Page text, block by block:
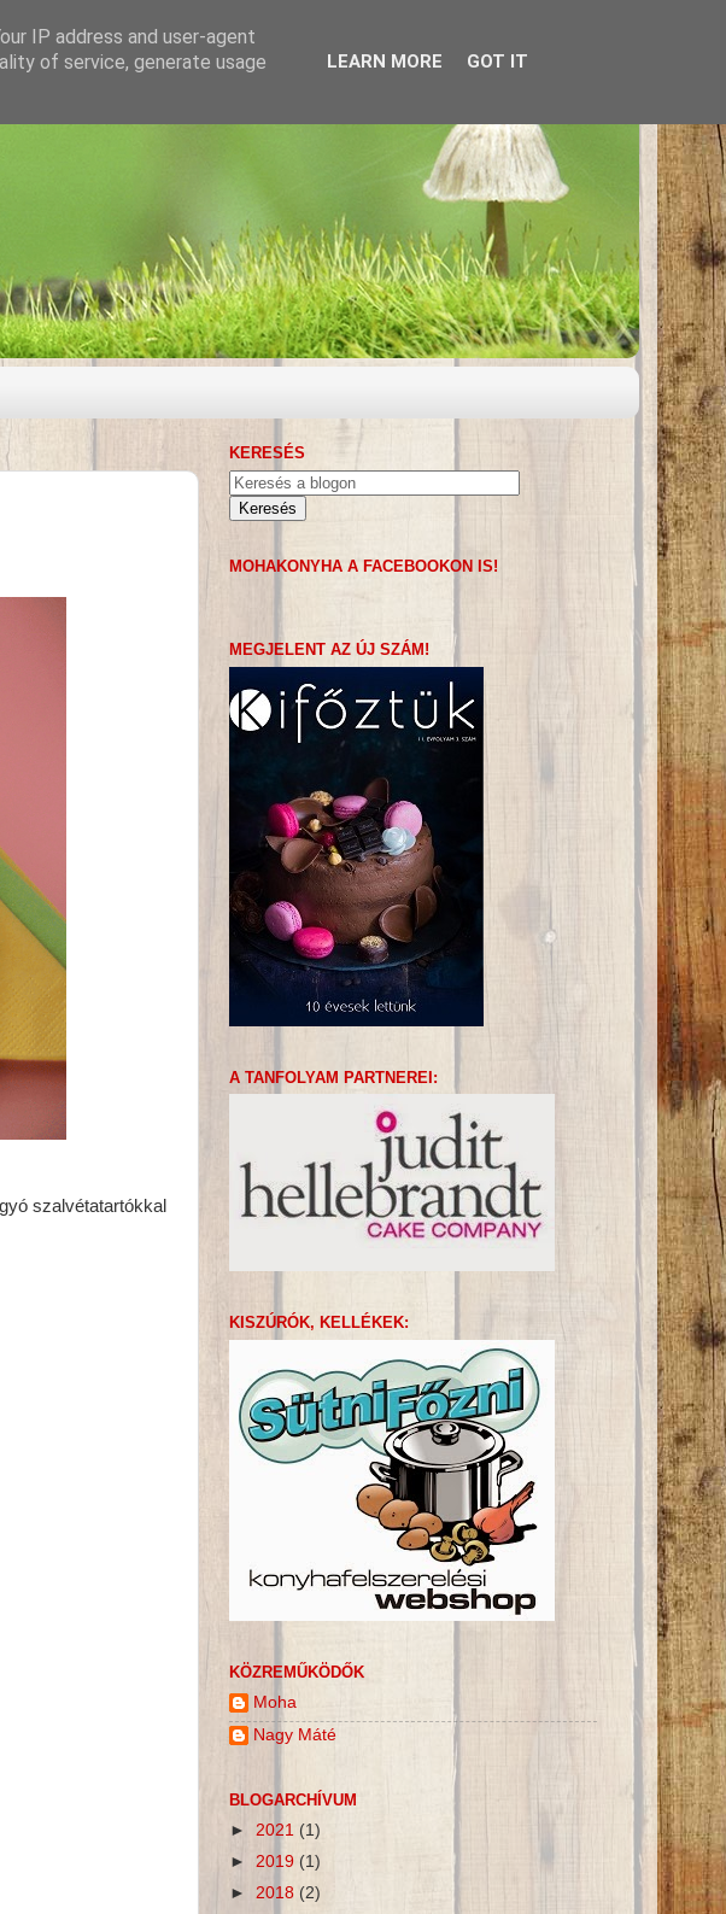
szalvétatartókkal
KERESÉS
MOHAKONYHA A FACEBOOKON IS!
MEGJELENT AZ ÚJ SZÁM!
A TANFOLYAM PARTNEREI:
KISZÚRÓK, KELLÉKEK:
KÖZREMŰKÖDŐK
Moha
Nagy Máté
BLOGARCHÍVUM
► 2021 (1)
► 2019 (1)
► 2018 (2)
IP address and user-agent
of service, generate usage
LEARN MORE GOT IT